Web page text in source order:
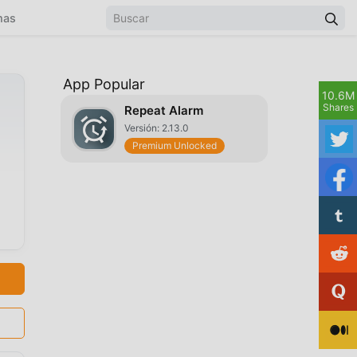
App Popular
Repeat Alarm
Versión: 2.13.0
Premium Unlocked
10.6M
Shares